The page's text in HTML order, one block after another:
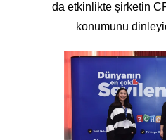
da etkinlikte şirketin
konumunu